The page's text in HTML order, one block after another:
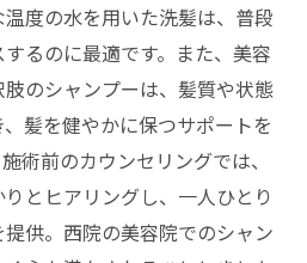
適したシャンプーの特徴
のシャンプー選びのポイン
最小限に抑える成分
プーが髪を守る理由
特化したシャンプーの選び
度の水を用いた洗髪は、普段
るのに最適です。また、美容
のシャンプーは、髪質や状態
髪を健やかに保つサポートを
術前のカウンセリングでは、
とヒアリングし、一人ひとり
供。西院の美容院でのシャン